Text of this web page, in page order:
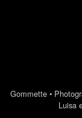
Gommette •
Luisa